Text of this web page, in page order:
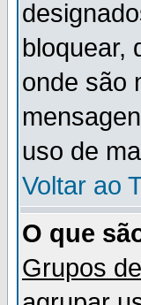
bloquear,
onde são
uso de
Voltar ao
O que
Grupos